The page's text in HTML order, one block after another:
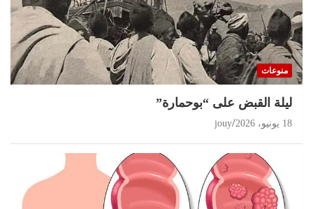
منوعات
ليلة القبض على “بوحمارة”
18 يونيو، 2026 jouy